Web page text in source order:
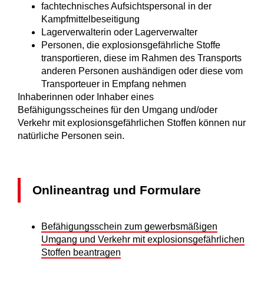
fachtechnisches Aufsichtspersonal in der
Kampfmittelbeseitigung
Lagerverwalterin oder Lagerverwalter
Personen, die explosionsgefährliche Stoffe
transportieren, diese im Rahmen des Transports
anderen Personen aushändigen oder diese vom
Transporteuer in Empfang nehmen
Inhaberinnen oder Inhaber eines
Befähigungsscheines für den Umgang und/oder
Verkehr mit explosionsgefährlichen Stoffen können nur
natürliche Personen sein.
Onlineantrag und Formulare
Befähigungsschein zum gewerbsmäßigen
Umgang und Verkehr mit explosionsgefährlichen
Stoffen beantragen